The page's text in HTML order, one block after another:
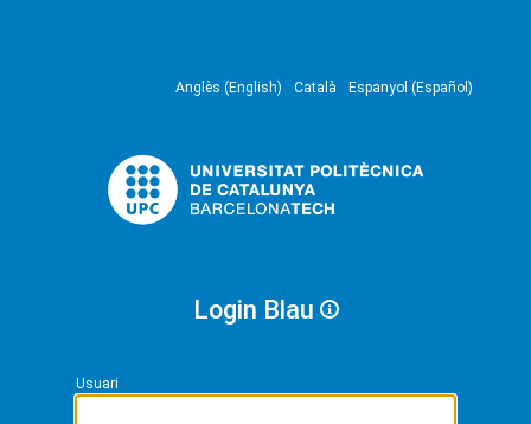
Anglès (English) Català Espanyol (Español)
Login Blau
Usuari